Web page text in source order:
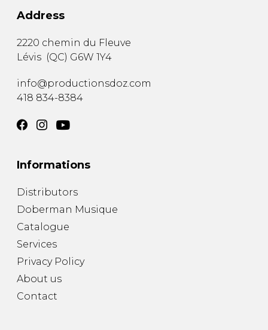
Address
2220 chemin du Fleuve
Lévis (QC) G6W 1Y4
info@productionsdoz.com
418 834-8384
Informations
Distributors
Doberman Musique
Catalogue
Services
Privacy Policy
About us
Contact